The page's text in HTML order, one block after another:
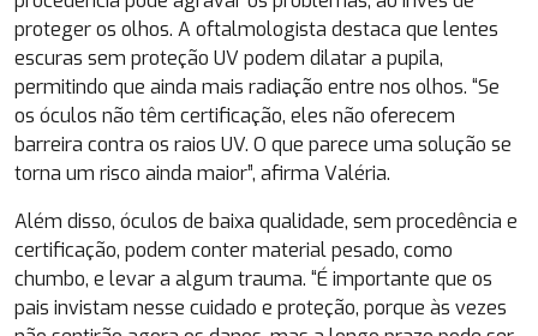
proteger os olhos. A oftalmologista destaca que lentes
escuras sem proteção UV podem dilatar a pupila,
permitindo que ainda mais radiação entre nos olhos. “Se
os óculos não têm certificação, eles não oferecem
barreira contra os raios UV. O que parece uma solução se
torna um risco ainda maior”, afirma Valéria.
Além disso, óculos de baixa qualidade, sem procedência e
certificação, podem conter material pesado, como
chumbo, e levar a algum trauma. “É importante que os
pais invistam nesse cuidado e proteção, porque às vezes